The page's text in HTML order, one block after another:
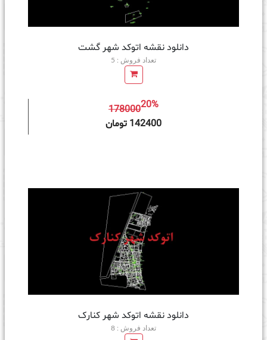
دانلود نقشه اتوکد شهر گشت
تعداد فروش : 5
17800020%
142400 تومان
دانلود نقشه اتوکد شهر کنارک
تعداد فروش : 8